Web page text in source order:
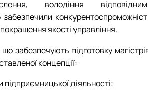
володіння
забезпечили
якості управління.
забезпечують підготовку
концепції:
підприємницької діяльності;